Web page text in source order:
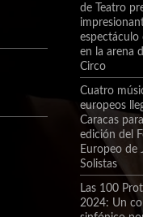
de Teatro
espectáculo
en la arena
Circo
Cuatro
europeos
Caracas
edición del
Europeo de
Solistas
Las 100
2024: Un